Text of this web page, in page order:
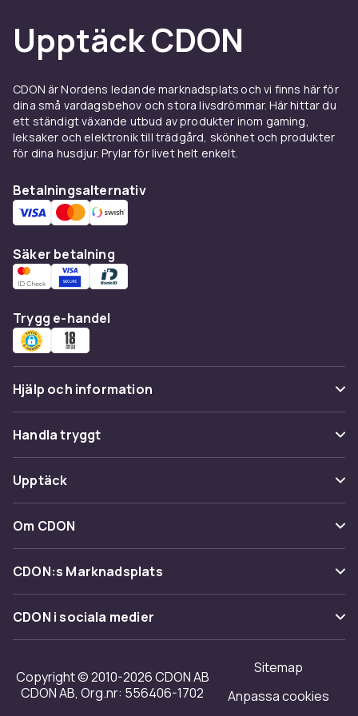
skiftnyckel, väl lämpade för både proffs och
hemmabruk.
Saknar du själva instrumentet? Ta en titt på
stränginstrument ,slagverk,
bleckblåsinstrument ,elektriska
musikinstrumentellermusiknoterför att
komplettera ditt musicerande. Med rätt
uppträda och ta hand om dina instrument över
tid.
Upptäck CDON
CDON är Nordens ledande marknadsplats och vi finns här för
dina små vardagsbehov och stora livsdrömmar. Här hittar du
ett ständigt växande utbud av produkter inom gaming,
leksaker och elektronik till trädgård, skönhet och produkter
för dina husdjur. Prylar för livet helt enkelt.
Betalningsalternativ
Säker betalning
Trygg e-handel
Hjälp och information
Vanliga frågor
Spåra paket
Ångra & Returnera här
Kundservice
Handla tryggt
Betalning
Leverans
Återkallelser
Upptäck
Kategorier
Varumärken
Shopit.se
Om CDON
Om oss
Kundrecensioner
Tillgänglighet
CDON:s Marknadsplats
Sälj på CDON
Bli affiliate
Regler & kvalitet
Merchant Help Center
CDON i sociala medier
Copyright © 2010-2026 CDON AB
CDON AB, Org.nr: 556406-1702
Sitemap
Anpassa cookies